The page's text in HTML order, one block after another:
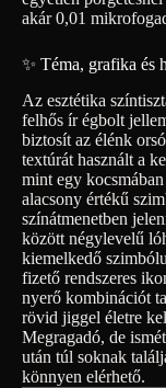
akár 0,01
✨ Téma, grafika és
Az esztétika
felhős ír égbolt
biztosít az élénk
textúrát használt a
mint egy
alacsony értékű
színátmenetben
között négylevelű
kiemelkedő
fizető rendszeres
nyerő kombinációt
rövid jiggel életre
Megragadó, de
után túl soknak
könnyen elérhető.